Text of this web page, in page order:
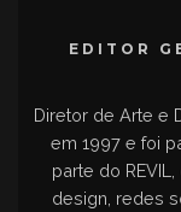
EDITOR
Diretor de Arte e
em 1997 e foi
parte do
design, redes